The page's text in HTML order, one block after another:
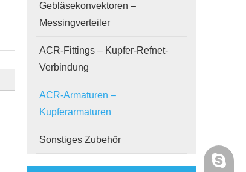
Gebläsekonvektoren –
Messingverteiler
ACR-Fittings – Kupfer-Refnet-
Verbindung
ACR-Armaturen –
Kupferarmaturen
Sonstiges Zubehör